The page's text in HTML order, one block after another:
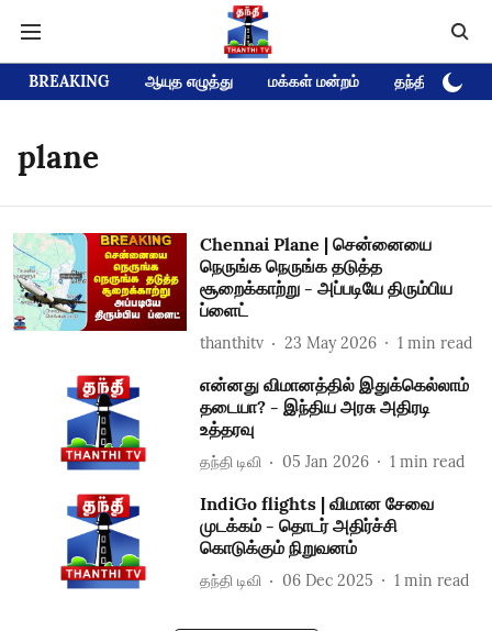
BREAKING ஆயுத எழுத்து மக்கள் மன்றம் தந்தி டிவி
plane
Chennai Plane | சென்னையை
நெருங்க நெருங்க தடுத்த
சூறைக்காற்று - அப்படியே திரும்பிய
ப்ளைட்
thanthitv 23 May 2026 1 min read
என்னது விமானத்தில் இதுக்கெல்லாம்
தடையா? - இந்திய அரசு அதிரடி
உத்தரவு
தந்தி டிவி 05 Jan 2026 1 min read
IndiGo flights | விமான சேவை
முடக்கம் - தொடர் அதிர்ச்சி
கொடுக்கும் நிறுவனம்
தந்தி டிவி 06 Dec 2025 1 min read